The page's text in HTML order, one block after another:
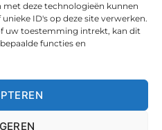
deze technologieën kunnen
ID's op deze site verwerken.
uw toestemming intrekt, kan dit
functies en